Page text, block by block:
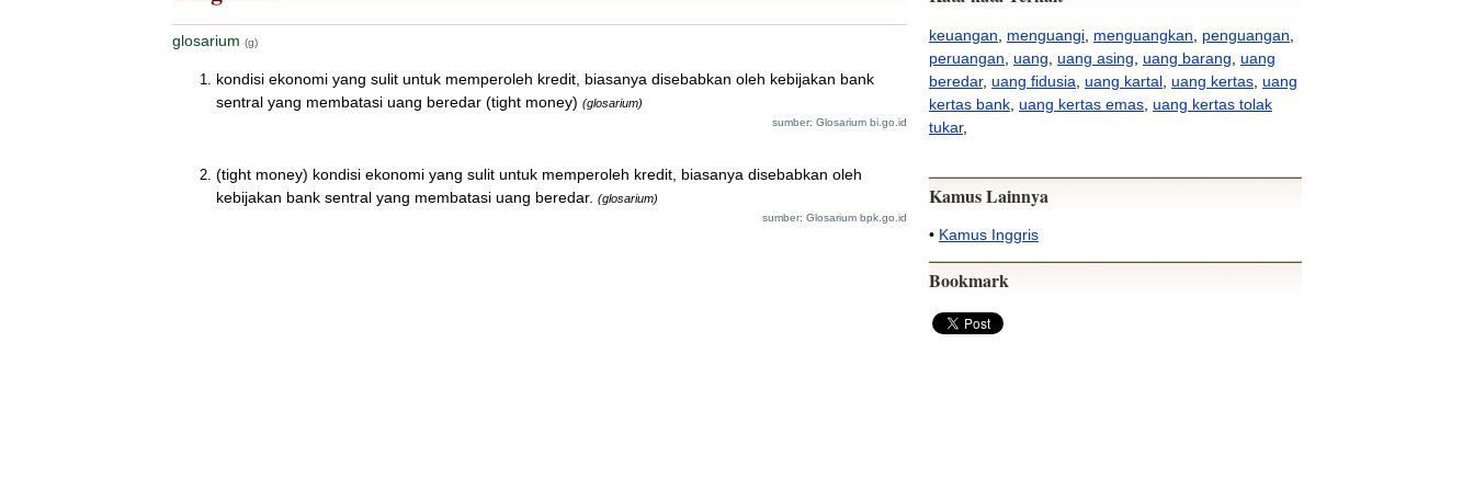
glosarium (g)
kondisi ekonomi yang sulit untuk memperoleh kredit, biasanya disebabkan oleh kebijakan bank
sentral yang membatasi uang beredar (tight money) (glosarium)
sumber: Glosarium bi.go.id
(tight money) kondisi ekonomi yang sulit untuk memperoleh kredit, biasanya disebabkan oleh
kebijakan bank sentral yang membatasi uang beredar. (glosarium)
sumber: Glosarium bpk.go.id
keuangan menguangi menguangkan penguangan
peruangan uang uang asing uang barang uang
beredar, uang fidusia uang kartal uang kertas uang
kertas bank uang kertas emas uang kertas tolak
tukar,
Kamus Lainnya
• Kamus Inggris
Bookmark